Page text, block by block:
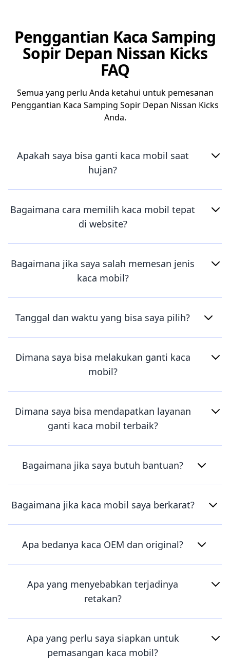
Penggantian Kaca Samping
Sopir Depan Nissan Kicks
FAQ
Semua yang perlu Anda ketahui untuk pemesanan
Penggantian Kaca Samping Sopir Depan Nissan Kicks
Anda.
Apakah saya bisa ganti kaca mobil saat
hujan?
Bagaimana cara memilih kaca mobil tepat
di website?
Bagaimana jika saya salah memesan jenis
kaca mobil?
Tanggal dan waktu yang bisa saya pilih?
Dimana saya bisa melakukan ganti kaca
mobil?
Dimana saya bisa mendapatkan layanan
ganti kaca mobil terbaik?
Bagaimana jika saya butuh bantuan?
Bagaimana jika kaca mobil saya berkarat?
Apa bedanya kaca OEM dan original?
Apa yang menyebabkan terjadinya
retakan?
Apa yang perlu saya siapkan untuk
pemasangan kaca mobil?